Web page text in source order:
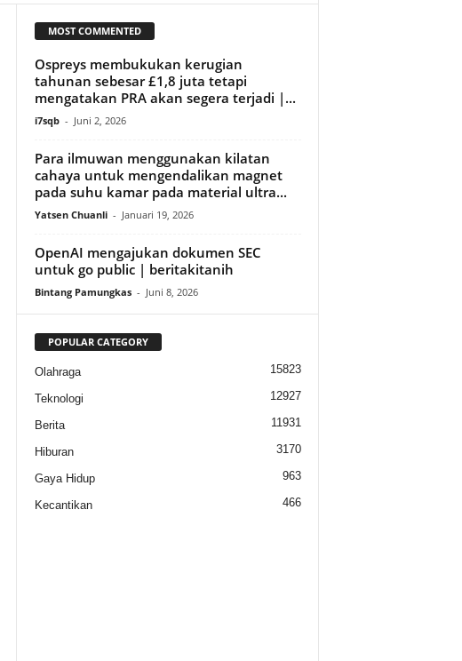
MOST COMMENTED
Ospreys membukukan kerugian
tahunan sebesar £1,8 juta tetapi
mengatakan PRA akan segera terjadi |...
i7sqb - Juni 2, 2026
Para ilmuwan menggunakan kilatan
cahaya untuk mengendalikan magnet
pada suhu kamar pada material ultra...
Yatsen Chuanli - Januari 19, 2026
OpenAI mengajukan dokumen SEC
untuk go public | beritakitanih
Bintang Pamungkas - Juni 8, 2026
POPULAR CATEGORY
Olahraga 15823
Teknologi 12927
Berita 11931
Hiburan 3170
Gaya Hidup 963
Kecantikan 466